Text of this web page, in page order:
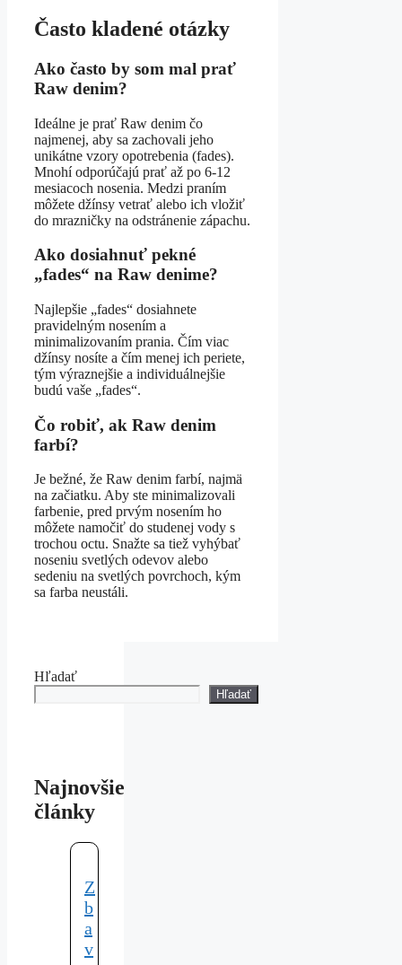
Často kladené otázky
Ako často by som mal prať
Raw denim?
Ideálne je prať Raw denim čo
najmenej, aby sa zachovali jeho
unikátne vzory opotrebenia (fades).
Mnohí odporúčajú prať až po 6-12
mesiacoch nosenia. Medzi praním
môžete džínsy vetrať alebo ich vložiť
do mrazničky na odstránenie zápachu.
Ako dosiahnuť pekné
„fades“ na Raw denime?
Najlepšie „fades“ dosiahnete
pravidelným nosením a
minimalizovaním prania. Čím viac
džínsy nosíte a čím menej ich periete,
tým výraznejšie a individuálnejšie
budú vaše „fades“.
Čo robiť, ak Raw denim
farbí?
Je bežné, že Raw denim farbí, najmä
na začiatku. Aby ste minimalizovali
farbenie, pred prvým nosením ho
môžete namočiť do studenej vody s
trochou octu. Snažte sa tiež vyhýbať
noseniu svetlých odevov alebo
sedeniu na svetlých povrchoch, kým
sa farba neustáli.
Hľadať
Hľadať
Najnovšie
články
Z
b
a
v